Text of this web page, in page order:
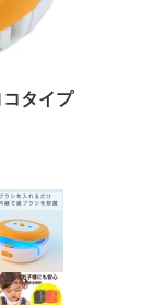
タイプ